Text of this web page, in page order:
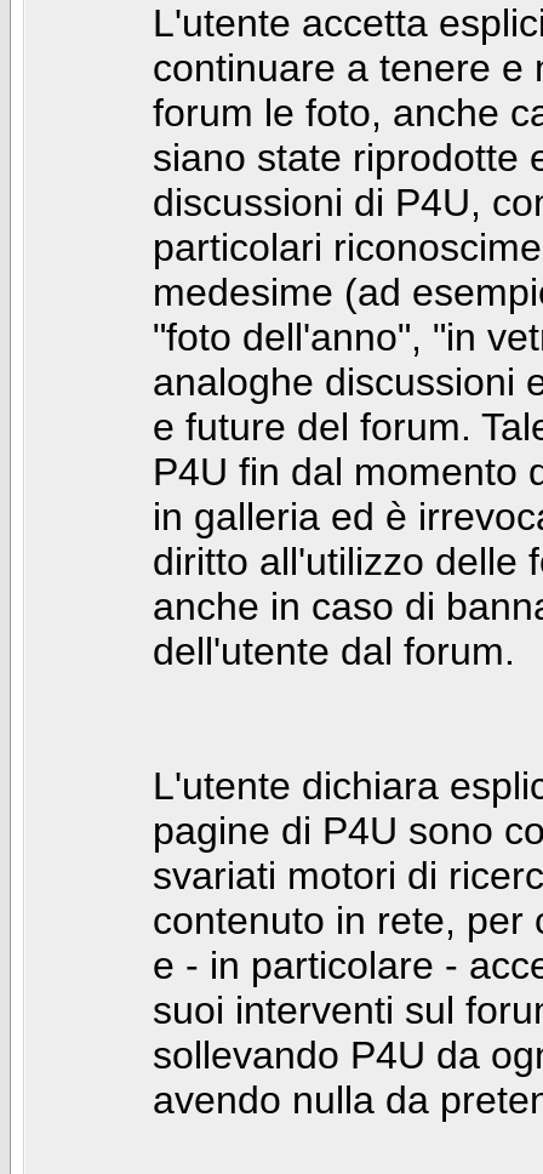
L'utente accetta
continuare a tenere e
forum le foto, anche
siano state riprodotte
discussioni di P4U,
particolari
medesime (ad
"foto dell'anno", "in
analoghe discussioni
e future del forum.
P4U fin dal momento
in galleria ed è
diritto all'utilizzo delle
anche in caso di
dell'utente dal forum.
L'utente dichiara
pagine di P4U sono
svariati motori di
contenuto in rete, per
e - in particolare -
suoi interventi sul
sollevando P4U da
avendo nulla da